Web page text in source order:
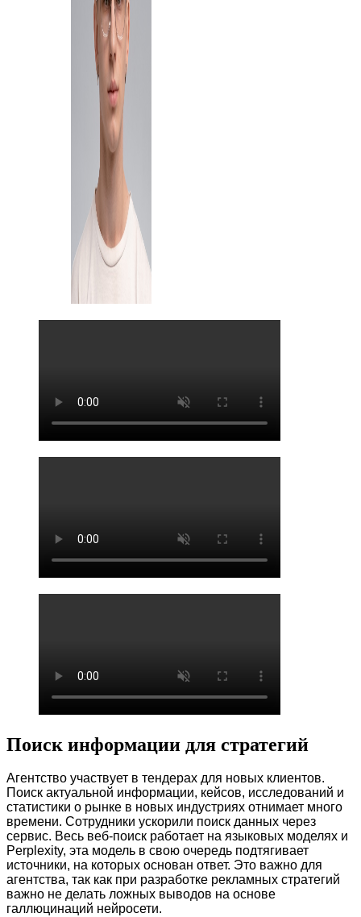
Поиск информации для стратегий
Агентство участвует в тендерах для новых клиентов.
Поиск актуальной информации, кейсов, исследований и
статистики о рынке в новых индустриях отнимает много
времени. Сотрудники ускорили поиск данных через
сервис. Весь веб-поиск работает на языковых моделях и
Perplexity, эта модель в свою очередь подтягивает
источники, на которых основан ответ. Это важно для
агентства, так как при разработке рекламных стратегий
важно не делать ложных выводов на основе
галлюцинаций нейросети.